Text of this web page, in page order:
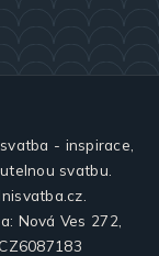
- inspirace,
svatbu.
Nová Ves 272,